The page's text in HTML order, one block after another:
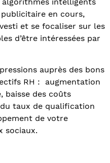
en cours,
et se focaliser sur les
d’être intéressées par
auprès des bons
RH : augmentation
baisse des coûts
taux de qualification
de votre
sociaux.